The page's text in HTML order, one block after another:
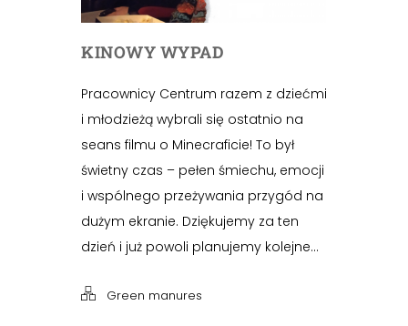
KINOWY WYPAD
Pracownicy Centrum razem z dziećmi
i młodzieżą wybrali się ostatnio na
seans filmu o Minecraficie! To był
świetny czas – pełen śmiechu, emocji
i wspólnego przeżywania przygód na
dużym ekranie. Dziękujemy za ten
dzień i już powoli planujemy kolejne...
Green manures